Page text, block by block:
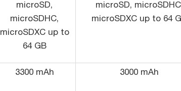
microSD,
microSDHC,
microSDXC up to
64 GB
microSD,
microSDXC up to 64
3300 mAh 3000 mAh